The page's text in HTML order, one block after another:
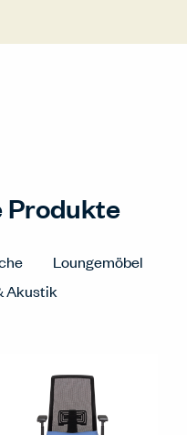
Produkte
Loungemöbel
Akustik